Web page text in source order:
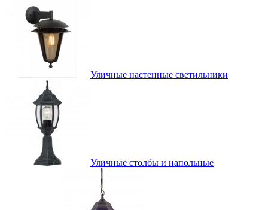
Уличные настенные светильники
Уличные столбы и напольные